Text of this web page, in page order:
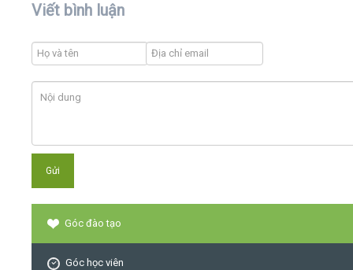
Viết bình luận
Góc đào tạo
Góc học viên